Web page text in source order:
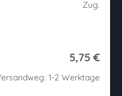
Zug.
5,75 €
1-2 Werktage